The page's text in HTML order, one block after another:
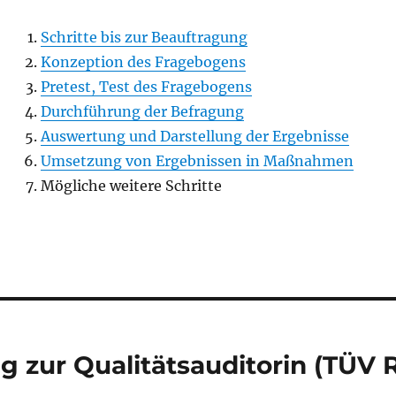
Schritte bis zur Beauftragung
Konzeption des Fragebogens
Pretest, Test des Fragebogens
Durchführung der Befragung
Auswertung und Darstellung der Ergebnisse
Umsetzung von Ergebnissen in Maßnahmen
Mögliche weitere Schritte
zur Qualitätsauditorin (TÜV